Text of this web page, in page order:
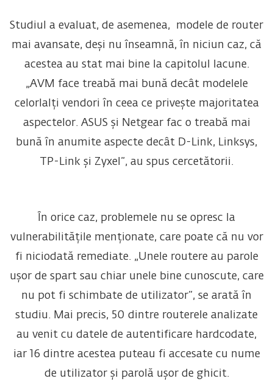
Studiul a evaluat, de asemenea, modele de router
mai avansate, deși nu înseamnă, în niciun caz, că
acestea au stat mai bine la capitolul lacune.
„AVM face treabă mai bună decât modelele
celorlalți vendori în ceea ce privește majoritatea
aspectelor. ASUS și Netgear fac o treabă mai
bună în anumite aspecte decât D-Link, Linksys,
TP-Link și Zyxel”, au spus cercetătorii.
În orice caz, problemele nu se opresc la
vulnerabilitățile menționate, care poate că nu vor
fi niciodată remediate. „Unele routere au parole
ușor de spart sau chiar unele bine cunoscute, care
nu pot fi schimbate de utilizator”, se arată în
studiu. Mai precis, 50 dintre routerele analizate
au venit cu datele de autentificare hardcodate,
iar 16 dintre acestea puteau fi accesate cu nume
de utilizator și parolă ușor de ghicit.